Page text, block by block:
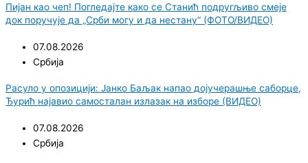
Пијан као чеп! Погледајте како се Станић подругљиво смеје
док поручује да „Срби могу и да нестану“ (ФОТО/ВИДЕО)
07.08.2026
Србија
Расуло у опозицији: Јанко Баљак напао дојучерашње саборце,
Ђурић најавио самосталан излазак на изборе (ВИДЕО)
07.08.2026
Србија